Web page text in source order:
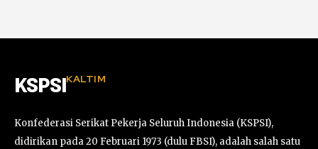
KSPSI KALTIM
Konfederasi Serikat Pekerja Seluruh Indonesia (KSPSI),
didirikan pada 20 Februari 1973 (dulu FBSI), adalah salah satu